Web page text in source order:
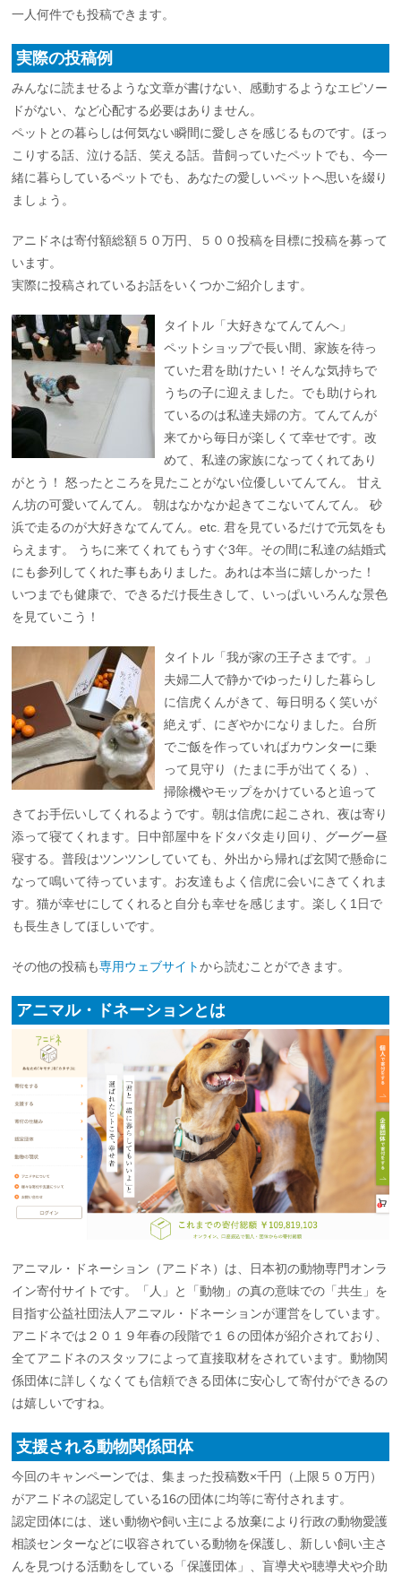
一人何件でも投稿できます。
実際の投稿例
みんなに読ませるような文章が書けない、感動するようなエピソー
ドがない、など心配する必要はありません。
ペットとの暮らしは何気ない瞬間に愛しさを感じるものです。ほっ
こりする話、泣ける話、笑える話。昔飼っていたペットでも、今一
緒に暮らしているペットでも、あなたの愛しいペットへ思いを綴り
ましょう。
アニドネは寄付額総額５０万円、５００投稿を目標に投稿を募って
います。
実際に投稿されているお話をいくつかご紹介します。
タイトル「大好きなてんてんへ」
ペットショップで長い間、家族を待っ
ていた君を助けたい！そんな気持ちで
うちの子に迎えました。でも助けられ
ているのは私達夫婦の方。てんてんが
来てから毎日が楽しくて幸せです。改
めて、私達の家族になってくれてあり
がとう！ 怒ったところを見たことがない位優しいてんてん。 甘え
ん坊の可愛いてんてん。 朝はなかなか起きてこないてんてん。 砂
浜で走るのが大好きなてんてん。etc. 君を見ているだけで元気をも
らえます。 うちに来てくれてもうすぐ3年。その間に私達の結婚式
にも参列してくれた事もありました。あれは本当に嬉しかった！
いつまでも健康で、できるだけ長生きして、いっぱいいろんな景色
を見ていこう！
タイトル「我が家の王子さまです。」
夫婦二人で静かでゆったりした暮らし
に信虎くんがきて、毎日明るく笑いが
絶えず、にぎやかになりました。台所
でご飯を作っていればカウンターに乗
って見守り（たまに手が出てくる）、
掃除機やモップをかけていると追って
きてお手伝いしてくれるようです。朝は信虎に起こされ、夜は寄り
添って寝てくれます。日中部屋中をドタバタ走り回り、グーグー昼
寝する。普段はツンツンしていても、外出から帰れば玄関で懸命に
なって鳴いて待っています。お友達もよく信虎に会いにきてくれま
す。猫が幸せにしてくれると自分も幸せを感じます。楽しく1日で
も長生きしてほしいです。
その他の投稿も専用ウェブサイトから読むことができます。
アニマル・ドネーションとは
アニマル・ドネーション（アニドネ）は、日本初の動物専門オンラ
イン寄付サイトです。「人」と「動物」の真の意味での「共生」を
目指す公益社団法人アニマル・ドネーションが運営をしています。
アニドネでは２０１９年春の段階で１６の団体が紹介されており、
全てアニドネのスタッフによって直接取材をされています。動物関
係団体に詳しくなくても信頼できる団体に安心して寄付ができるの
は嬉しいですね。
支援される動物関係団体
今回のキャンペーンでは、集まった投稿数×千円（上限５０万円）
がアニドネの認定している16の団体に均等に寄付されます。
認定団体には、迷い動物や飼い主による放棄により行政の動物愛護
相談センターなどに収容されている動物を保護し、新しい飼い主さ
んを見つける活動をしている「保護団体」、盲導犬や聴導犬や介助